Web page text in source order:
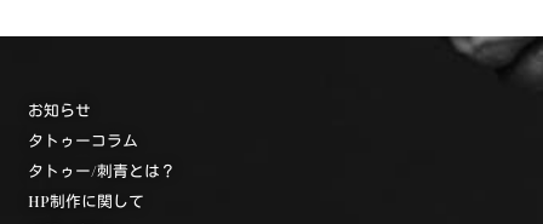
お知らせ
タトゥーコラム
タトゥー/刺青とは？
HP制作に関して